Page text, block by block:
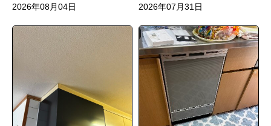
2026年08月04日 2026年07月31日